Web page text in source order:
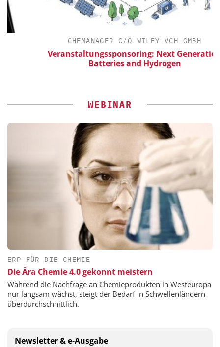
CHEMANAGER C/O WILEY-VCH GMBH
Veranstaltungssponsoring: Next Generation
Batteries and Hydrogen
WEBINAR
ERP FÜR DIE CHEMIE
Die Ära Chemie 4.0 gekonnt meistern
Während die Nachfrage an Chemieprodukten in Westeuropa
nur langsam wächst, steigt der Bedarf in Schwellenländern
überdurchschnittlich.
Newsletter & e-Ausgabe